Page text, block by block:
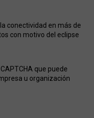
conectividad en más de
con motivo del eclipse
que puede
u organización